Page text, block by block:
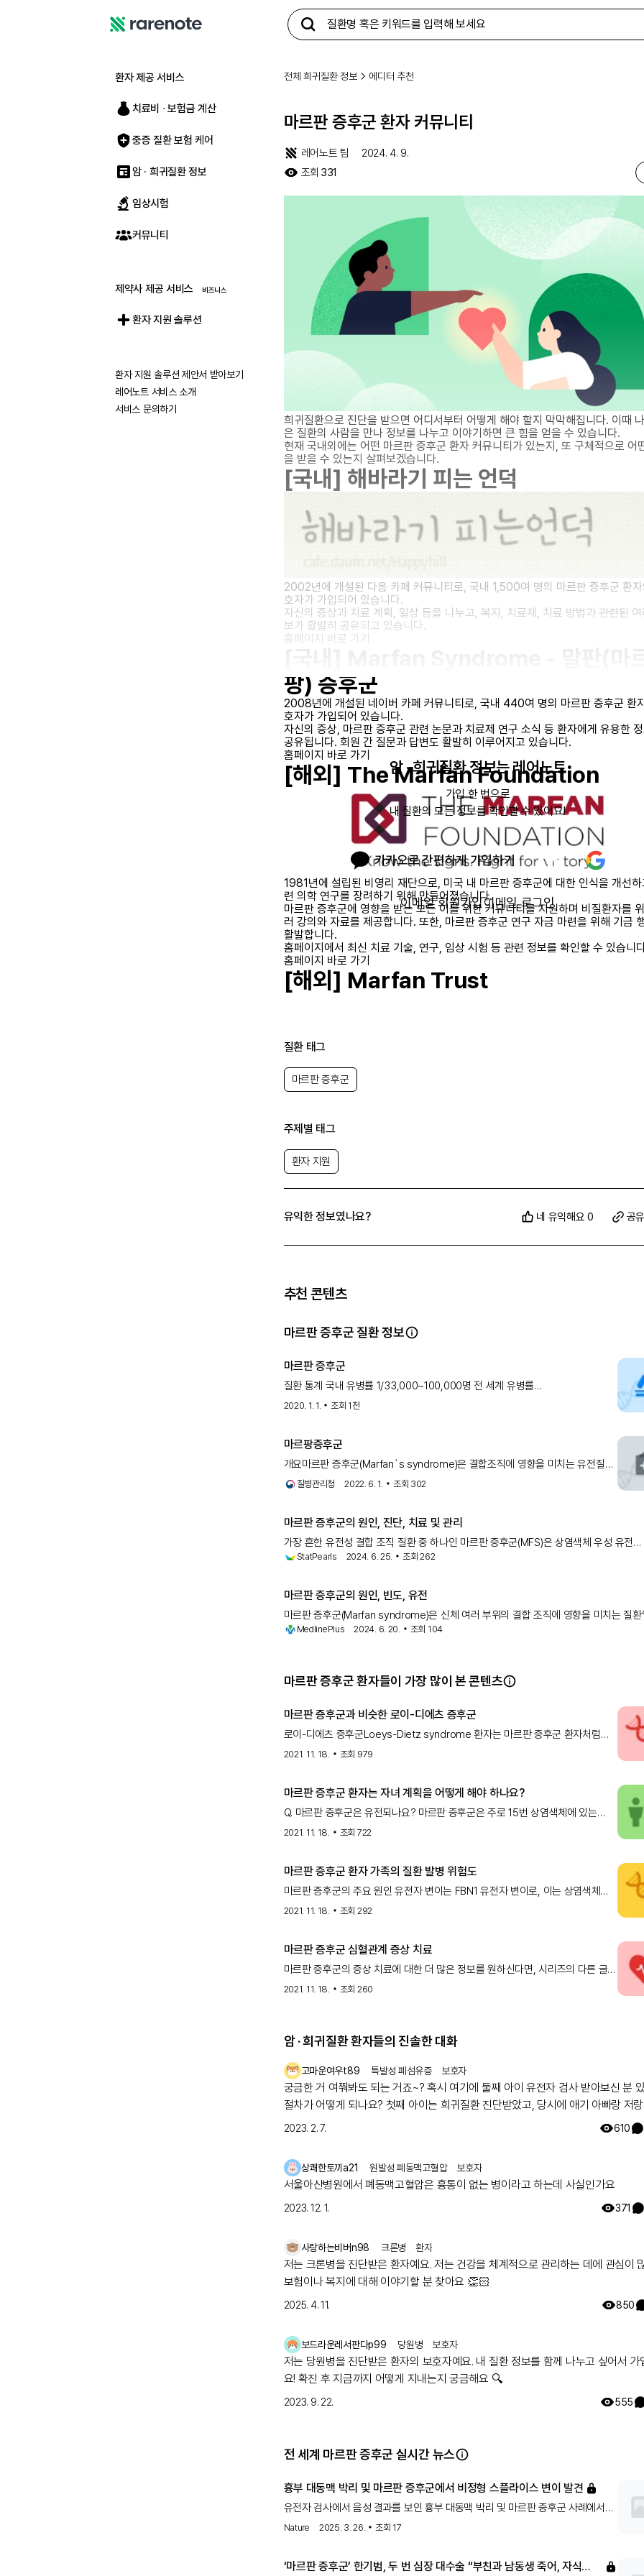
트
환자 제공 서비스
치료비 ∙ 보험금 계산
중증 질환 보험 케어
암 · 희귀질환 정보
임상시험
커뮤니티
제약사 제공 서비스
환자 지원 솔루션
환자 지원 솔루션 제안서 받아보기
레어노트 서비스 소개
서비스 문의하기
전체 희귀질환 정보 에디터 추천
마르판 증후군 환자 커뮤니티
레어노트 팀
2024. 4. 9.
조회 331
희귀질환으로 진단을 받으면 어디서부터 어떻게 해야 할지 막막해집니다. 이때
은 질환의 사람을 만나 정보를 나누고 이야기하면 큰 힘을 얻을 수 있습니다.
현재 국내외에는 어떤 마르판 증후군 환자 커뮤니티가 있는지, 또 구체적으로 어
을 받을 수 있는지 살펴보겠습니다.
[국내] 해바라기 피는 언덕
2002년에 개설된 다음 카페 커뮤니티로, 국내 1,500여 명의 마르판 증후군 환
호자가 가입되어 있습니다.
자신의 증상과 치료 계획, 일상 등을 나누고, 복지, 치료제, 치료 방법과 관련된
보가 활발히 공유되고 있습니다.
홈페이지 바로 가기
팡) 증후군
2008년에 개설된 네이버 카페 커뮤니티로, 국내 440여 명의 마르판 증후군 환
호자가 가입되어 있습니다.
자신의 증상, 마르판 증후군 관련 논문과 치료제 연구 소식 등 환자에게 유용한
공유됩니다. 회원 간 질문과 답변도 활발히 이루어지고 있습니다.
홈페이지 바로 가기
[해외] The Marfan Foundation
1981년에 설립된 비영리 재단으로, 미국 내 마르판 증후군에 대한 인식을 개선
련 의학 연구를 장려하기 위해 만들어졌습니다.
마르판 증후군에 영향을 받는 모든 이를 위한 커뮤니티를 지원하며 비질환자를
러 강의와 자료를 제공합니다. 또한, 마르판 증후군 연구 자금 마련을 위해 기금
활발합니다.
홈페이지에서 최신 치료 기술, 연구, 임상 시험 등 관련 정보를 확인할 수 있습니
홈페이지 바로 가기
[해외] Marfan Trust
1988년에 설립된 자선 단체로, 연구 내 마르판 증후군 관련 의학 연구에 자금을
자료를 전달해 질환에 대한 인식을 높이며, 환자와 가족에게 각종 지원을 제공합
다.
홈페이지 바로 가기
암 · 희귀질환 정보는 레어노트
가입 한 번으로
내 질환의 모든 정보를 확인할 수 있어요!
카카오로 간편하게 가입하기
이메일 회원가입이메일 로그인
질환 태그
마르판 증후군
주제별 태그
환자 지원
유익한 정보였나요? 네 유익해요 0 공
추천 콘텐츠
마르판 증후군 질환 정보
마르판 증후군
질환 통계 국내 유병률 1/33,000~100,000명 전 세계 유병률
1/50,000~100,000명 개요 마르판 증후군은 결합 조직의 이상으
2020. 1. 1. 조회 1천
마르팡증후군
개요마르판 증후군(Marfan`s syndrome)은 결합조직에 영향을 미치는 유전질환
입니다.결합 조직은 세포간의 물질로서 조직에 형태와 힘을
질병관리청 2022. 6. 1. 조회 302
마르판 증후군의 원인, 진단, 치료 및 관리
가장 흔한 유전성 결합 조직 질환 중 하나인 마르판 증후군(MFS)은 상염색체 우성 유전
질환으로, 3000명에서 5000명 중 1명꼴로 발생하
StatPearls 2024. 6. 25. 조회262
마르판 증후군의 원인, 빈도, 유전
마르판 증후군(Marfan syndrome)은 신체 여러 부위의 결합 조직에 영향을 미치는 질환
결합 조직은 뼈, 인대, 근육, 혈관,
MedlinePlus 2024. 6. 20. 조회 104
마르판 증후군 환자들이 가장 많이 본 콘텐츠
마르판 증후군과 비슷한 로이-디에츠 증후군
로이-디에츠 증후군Loeys-Dietz syndrome 환자는 마르판 증후군 환자처럼
결합조직 이상으로 심혈관, 연골, 피부, 장기 등 전신에
2021. 11. 18. 조회 979
마르판 증후군 환자는 자녀 계획을 어떻게 해야 하나요?
Q. 마르판 증후군은 유전되나요? 마르판 증후군은 주로 15번 상염색체에 있는
FBN1 유전자 변이로 발병합니다. 9번 상염색체에 있는 TGF
2021. 11. 18. 조회 722
마르판 증후군 환자 가족의 질환 발병 위험도
마르판 증후군의 주요 원인 유전자 변이는 FBN1 유전자 변이로, 이는 상염색체
우성의 방식으로 유전됩니다. 따라서 가족력 확인을 통해 마르판
2021. 11. 18. 조회 292
마르판 증후군 심혈관계 증상 치료
마르판 증후군의 증상 치료에 대한 더 많은 정보를 원하신다면, 시리즈의 다른 글도
놓치지 마세요. 마르판 증후군 심혈관계 증상 치료 마르판
2021. 11. 18. 조회 260
암 · 희귀질환 환자들의 진솔한 대화
고마운여우t89 특발성 폐섬유증 보호자
궁금한 거 여쭤봐도 되는 거죠~? 혹시 여기에 둘째 아이 유전자 검사 받아보신 분
절차가 어떻게 되나요? 첫째 아이는 희귀질환 진단받았고, 당시에 애기 아빠랑 저
자 검사했는데 돌연변이라고 하시더라구요.. 둘째 임신했는데 유전은 안 된다지만
2023. 2. 7. 610
상쾌한토끼a21 원발성 폐동맥고혈압 보호자
서울아산병원에서 폐동맥고혈압은 흉통이 없는 병이라고 하는데 사실인가요
2023. 12. 1. 371
사랑하는비버n98 크론병 환자
저는 크론병을 진단받은 환자예요. 저는 건강을 체계적으로 관리하는 데에 관심이
보험이나 복지에 대해 이야기할 분 찾아요 👏🏻
2025. 4. 11. 850
보드라운레서판다p99 당원병 보호자
저는 당원병을 진단받은 환자의 보호자예요. 내 질환 정보를 함께 나누고 싶어서 가
요! 확진 후 지금까지 어떻게 지내는지 궁금해요 🔍
2023. 9. 22. 555
전 세계 마르판 증후군 실시간 뉴스
흉부 대동맥 박리 및 마르판 증후군에서 비정형 스플라이스 변이 발견
유전자 검사에서 음성 결과를 보인 흉부 대동맥 박리 및 마르판 증후군 사례에서
비정형 스플라이스 변이가 발견되었습니다. 이 연구는 이러한 변이가 질병의
Nature 2025. 3. 26. 조회 17
‘마르판 증후군’ 한기범, 두 번 심장 대수술 “부친과 남동생 죽어, 자식